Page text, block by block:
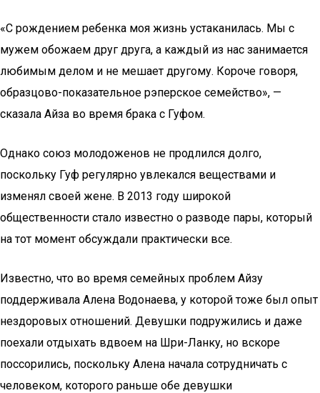
«С рождением ребенка моя жизнь устаканилась. Мы с
мужем обожаем друг друга, а каждый из нас занимается
любимым делом и не мешает другому. Короче говоря,
образцово-показательное рэперское семейство», —
сказала Айза во время брака с Гуфом.
Однако союз молодоженов не продлился долго,
поскольку Гуф регулярно увлекался веществами и
изменял своей жене. В 2013 году широкой
общественности стало известно о разводе пары, который
на тот момент обсуждали практически все.
Известно, что во время семейных проблем Айзу
поддерживала Алена Водонаева, у которой тоже был опыт
нездоровых отношений. Девушки подружились и даже
поехали отдыхать вдвоем на Шри-Ланку, но вскоре
поссорились, поскольку Алена начала сотрудничать с
человеком, которого раньше обе девушки